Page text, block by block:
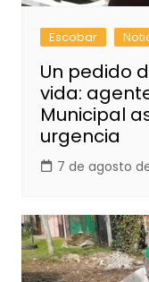
Escobar
Un pedido
vida:
Municipal
urgencia
7 de agosto